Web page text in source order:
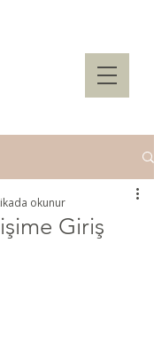
Giriş
okunur